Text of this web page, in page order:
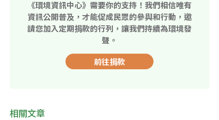
《環境資訊中心》需要你的支持！我們相信唯有
資訊公開普及，才能促成民眾的參與和行動，邀
請您加入定期捐款的行列，讓我們持續為環境發
聲。
前往捐款
相關文章